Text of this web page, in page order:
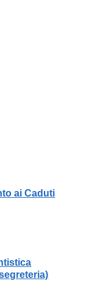
ai Caduti